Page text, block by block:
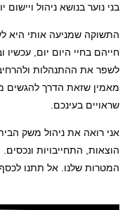
בני נוער בנושא ניהול
התשוקה שמניעה אותי היא
חייהם בחיי היום יום, עכשיו
לשפר את ההתנהלות
מאמין שזאת הדרך להגשים
שראויים בעינכם.
אני רואה את ניהול משק
הוצאות, התחייבויות
המטרות שלנו. אל תתנו